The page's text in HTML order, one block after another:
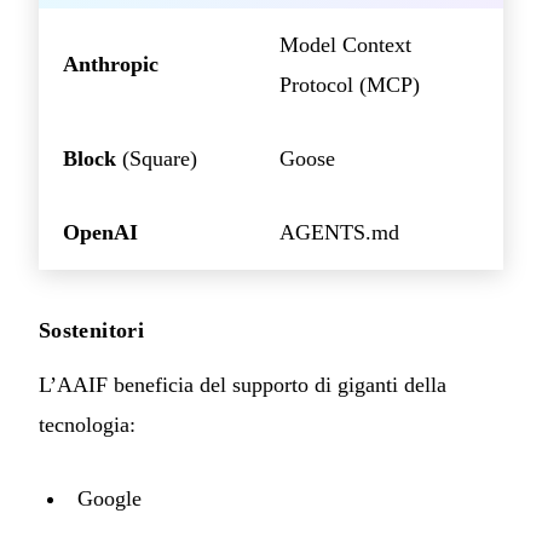
Anthropic
Model Context
Protocol (MCP)
Block (Square) Goose
OpenAI AGENTS.md
Sostenitori
L’AAIF beneficia del supporto di giganti della
tecnologia:
Google